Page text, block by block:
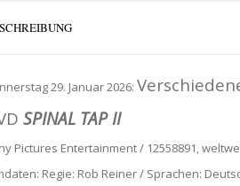
29. Januar 2026:
SPINAL TAP II
Pictures Entertainment / 12558891,
Regie: Rob Reiner / Sprachen: